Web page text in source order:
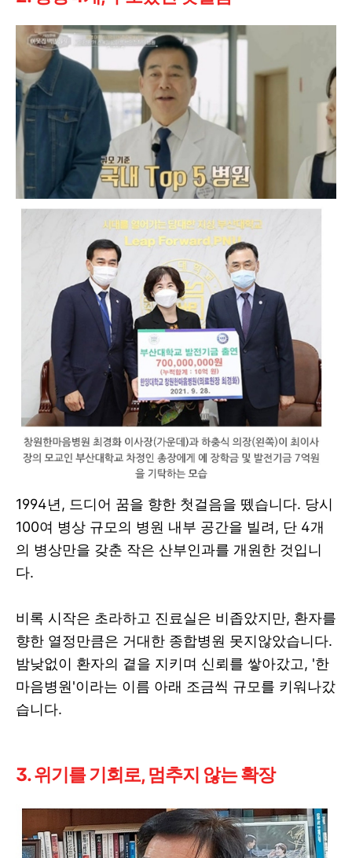
1994년, 드디어 꿈을 향한 첫걸음을 뗐습니다. 당시
100여 병상 규모의 병원 내부 공간을 빌려, 단 4개
의 병상만을 갖춘 작은 산부인과를 개원한 것입니
다.
비록 시작은 초라하고 진료실은 비좁았지만, 환자를
향한 열정만큼은 거대한 종합병원 못지않았습니다.
밤낮없이 환자의 곁을 지키며 신뢰를 쌓아갔고, '한
마음병원'이라는 이름 아래 조금씩 규모를 키워나갔
습니다.
3. 위기를 기회로, 멈추지 않는 확장